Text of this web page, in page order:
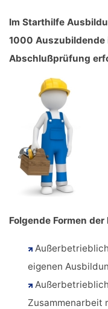
Im Starthilfe
1000 Auszubildende
Abschlußprüfung
Folgende Formen
eigenen
Zusammenarbeit